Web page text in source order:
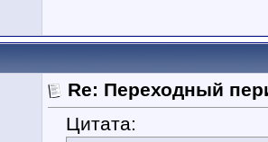
Re: Переходный
Цитата: